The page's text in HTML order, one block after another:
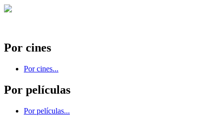
Por cines
Por cines...
Por películas
Por películas...